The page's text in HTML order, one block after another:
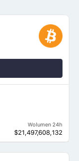
Wolumen 24h
$21,497,608,132